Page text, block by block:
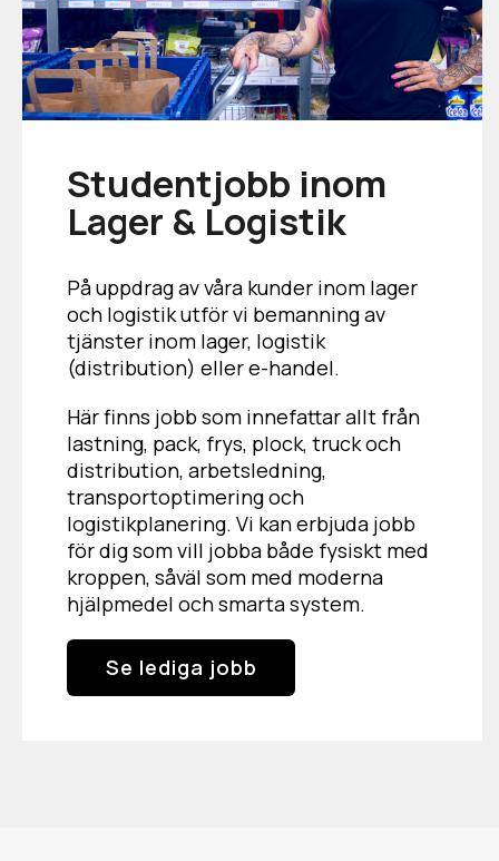
Studentjobb inom
Lager & Logistik
På uppdrag av våra kunder inom lager
och logistik utför vi bemanning av
tjänster inom lager, logistik
(distribution) eller e-handel.
Här finns jobb som innefattar allt från
lastning, pack, frys, plock, truck och
distribution, arbetsledning,
transportoptimering och
logistikplanering. Vi kan erbjuda jobb
för dig som vill jobba både fysiskt med
kroppen, såväl som med moderna
hjälpmedel och smarta system.
Se lediga jobb